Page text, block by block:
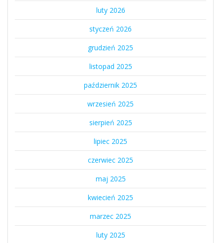
luty 2026
styczeń 2026
grudzień 2025
listopad 2025
październik 2025
wrzesień 2025
sierpień 2025
lipiec 2025
czerwiec 2025
maj 2025
kwiecień 2025
marzec 2025
luty 2025